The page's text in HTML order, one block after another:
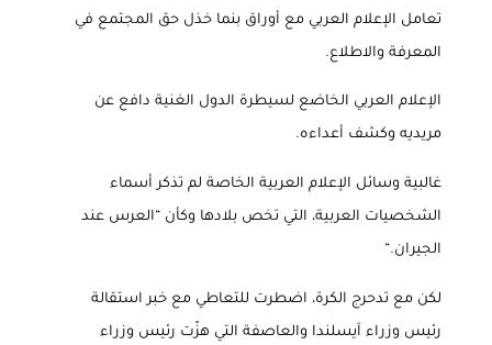
تعامل الإعلام العربي مع أوراق بنما خذل حق المجتمع في
المعرفة والاطلاع.
الإعلام العربي الخاضع لسيطرة الدول الغنية دافع عن
مريديه وكشف أعداءه.
غالبية وسائل الإعلام العربية الخاصة لم تذكر أسماء
الشخصيات العربية، التي تخص بلادها وكأن “العرس عند
الجيران“.
لكن مع تدحرج الكرة، اضطرت للتعاطي مع خبر استقالة
رئيس وزراء آيسلندا والعاصفة التي هزّت رئيس وزراء